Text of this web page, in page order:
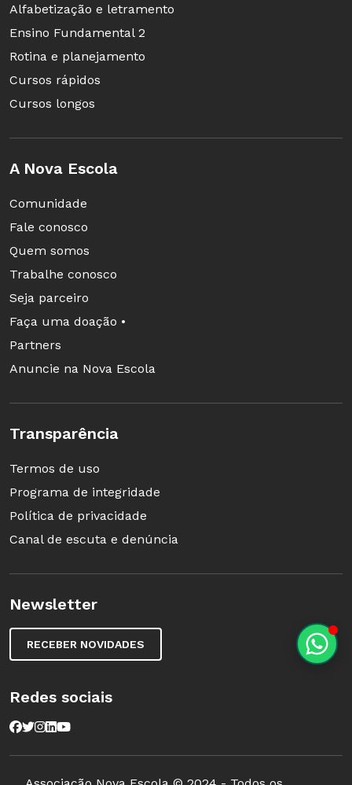
Alfabetização e letramento
Ensino Fundamental 2
Rotina e planejamento
Cursos rápidos
Cursos longos
A Nova Escola
Comunidade
Fale conosco
Quem somos
Trabalhe conosco
Seja parceiro
Faça uma doação •
Partners
Anuncie na Nova Escola
Transparência
Termos de uso
Programa de integridade
Política de privacidade
Canal de escuta e denúncia
Newsletter
RECEBER NOVIDADES
Redes sociais